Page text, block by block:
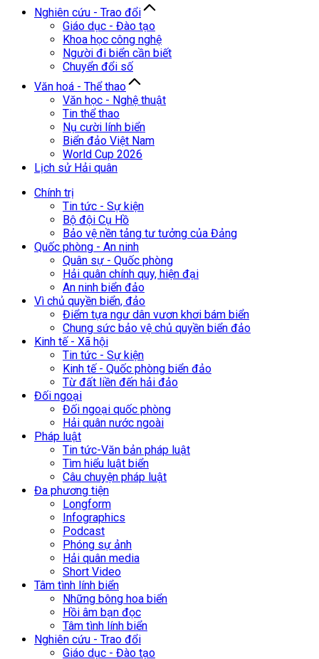
Nghiên cứu - Trao đổi
Giáo dục - Đào tạo
Khoa học công nghệ
Người đi biển cần biết
Chuyển đổi số
Văn hoá - Thể thao
Văn học - Nghệ thuật
Tin thể thao
Nụ cười lính biển
Biển đảo Việt Nam
World Cup 2026
Lịch sử Hải quân
Chính trị
Tin tức - Sự kiện
Bộ đội Cụ Hồ
Bảo vệ nền tảng tư tưởng của Đảng
Quốc phòng - An ninh
Quân sự - Quốc phòng
Hải quân chính quy, hiện đại
An ninh biển đảo
Vì chủ quyền biển, đảo
Điểm tựa ngư dân vươn khơi bám biển
Chung sức bảo vệ chủ quyền biển đảo
Kinh tế - Xã hội
Tin tức - Sự kiện
Kinh tế - Quốc phòng biển đảo
Từ đất liền đến hải đảo
Đối ngoại
Đối ngoại quốc phòng
Hải quân nước ngoài
Pháp luật
Tin tức-Văn bản pháp luật
Tìm hiểu luật biển
Câu chuyện pháp luật
Đa phương tiện
Longform
Infographics
Podcast
Phóng sự ảnh
Hải quân media
Short Video
Tâm tình lính biển
Những bông hoa biển
Hồi âm bạn đọc
Tâm tình lính biển
Nghiên cứu - Trao đổi
Giáo dục - Đào tạo